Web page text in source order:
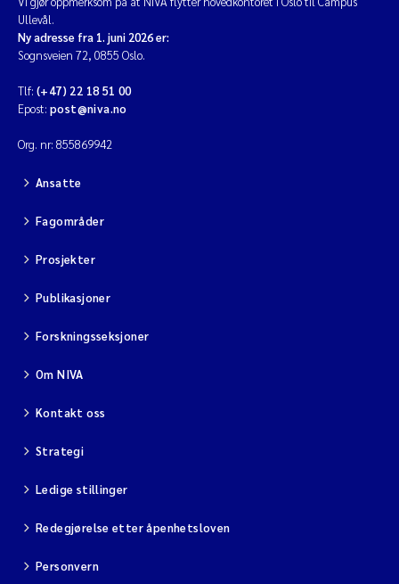
Ullevål.
Ny adresse fra 1. juni 2026 er:
Sognsveien 72, 0855 Oslo.
Tlf: (+47) 22 18 51 00
Epost: post@niva.no
Org. nr: 855869942
Ansatte
Fagområder
Prosjekter
Publikasjoner
Forskningsseksjoner
Om NIVA
Kontakt oss
Strategi
Ledige stillinger
Redegjørelse etter åpenhetsloven
Personvern